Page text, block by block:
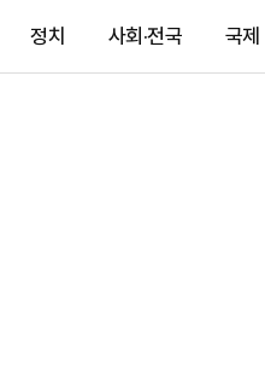
정치 사회·전국 국제